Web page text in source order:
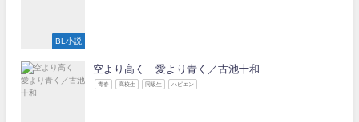
BL小説
空より高く 愛より青く／古池十和
青春 高校生 同級生 ハピエン